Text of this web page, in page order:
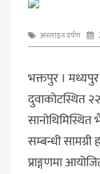
अनलाइन दर्पण
भक्तपुर ।
दुवाकोटस्थित
सम्बन्धी
प्राङ्गणमा